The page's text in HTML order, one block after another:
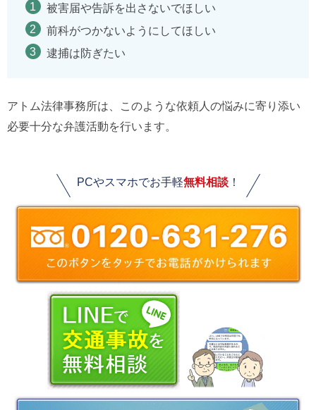
被害届や告訴を出さないでほしい
前科がつかないようにしてほしい
逮捕は防ぎたい
アトム法律事務所は、このような依頼人の悩みに寄り添い
必要十分な弁護活動を行います。
PCやスマホでお手軽無料相談！